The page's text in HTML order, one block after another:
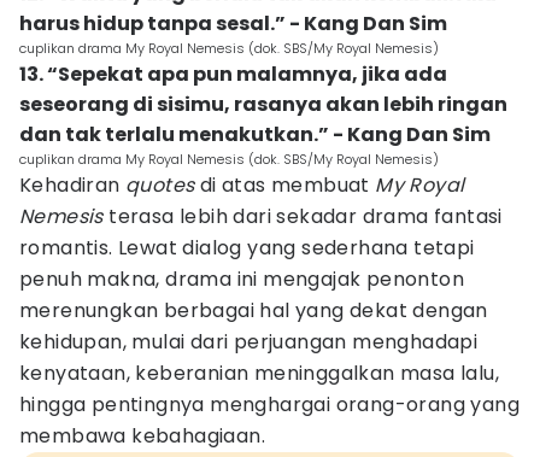
harus hidup tanpa sesal.” - Kang Dan Sim
cuplikan drama My Royal Nemesis (dok. SBS/My Royal Nemesis)
13. “Sepekat apa pun malamnya, jika ada
seseorang di sisimu, rasanya akan lebih ringan
dan tak terlalu menakutkan.” - Kang Dan Sim
cuplikan drama My Royal Nemesis (dok. SBS/My Royal Nemesis)
Kehadiran quotesdi atas membuat My Royal
Nemesisterasa lebih dari sekadar drama fantasi
romantis. Lewat dialog yang sederhana tetapi
penuh makna, drama ini mengajak penonton
merenungkan berbagai hal yang dekat dengan
kehidupan, mulai dari perjuangan menghadapi
kenyataan, keberanian meninggalkan masa lalu,
hingga pentingnya menghargai orang-orang yang
membawa kebahagiaan.